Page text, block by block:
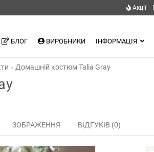
Акції
БЛОГ ВИРОБНИКИ ІНФОРМАЦІЯ
Домашній костюм Talia Gray
ЗОБРАЖЕННЯ ВІДГУКІВ (0)